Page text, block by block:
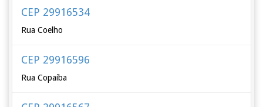
CEP 29916534
Rua Coelho
CEP 29916596
Rua Copaíba